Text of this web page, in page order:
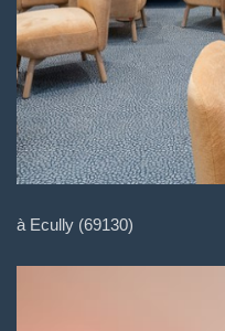
à Ecully (69130)